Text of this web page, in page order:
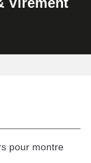
Virement
pour montre